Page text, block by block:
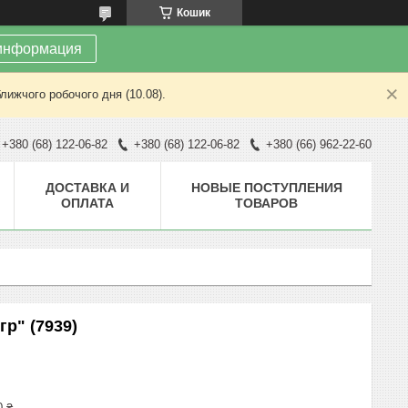
Кошик
робочого дня (10.08).
+380 (68) 122-06-82 +380 (68) 122-06-82 +380 (66) 962-22-60
ДОСТАВКА И
ОПЛАТА
НОВЫЕ ПОСТУПЛЕНИЯ
ТОВАРОВ
(7939)